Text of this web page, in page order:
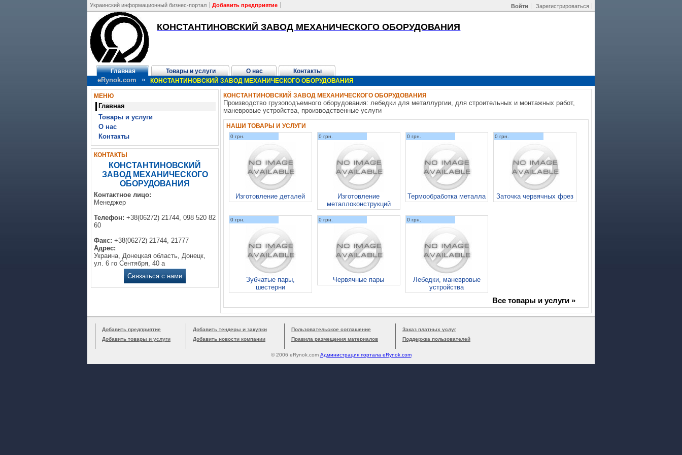
Войти Зарегистрироваться
Украинский информационный бизнес-портал Добавить предприятие
КОНСТАНТИНОВСКИЙ ЗАВОД МЕХАНИЧЕСКОГО ОБОРУДОВАНИЯ
Главная Товары и услуги О нас Контакты
eRynok.com » КОНСТАНТИНОВСКИЙ ЗАВОД МЕХАНИЧЕСКОГО ОБОРУДОВАНИЯ
МЕНЮ
Главная
Товары и услуги
О нас
Контакты
КОНТАКТЫ
КОНСТАНТИНОВСКИЙ
ЗАВОД МЕХАНИЧЕСКОГО
ОБОРУДОВАНИЯ
Контактное лицо:
Менеджер
Телефон: +38(06272) 21744, 098 520 82
60
Факс: +38(06272) 21744, 21777
Адрес:
Украина, Донецкая область, Донецк,
ул. 6 го Сентября, 40 а
Связаться с нами
КОНСТАНТИНОВСКИЙ ЗАВОД МЕХАНИЧЕСКОГО ОБОРУДОВАНИЯ
Производство грузоподъемного оборудования: лебедки для металлургии, для строительных и монтажных работ,
маневровые устройства, производственные услуги
НАШИ ТОВАРЫ И УСЛУГИ
0 грн.
Изготовление деталей
0 грн.
Изготовление
металлоконструкций
0 грн.
Термообработка металла
0 грн.
Заточка червячных фрез
0 грн.
Зубчатые пары,
шестерни
0 грн.
Червячные пары
0 грн.
Лебедки, маневровые
устройства
Все товары и услуги »
Добавить предприятие
Добавить товары и услуги
Добавить тендеры и закупки
Добавить новости компании
Пользовательское соглашение
Правила размещения материалов
Заказ платных услуг
Поддержка пользователей
© 2006 eRynok.com Администрация портала eRynok.com